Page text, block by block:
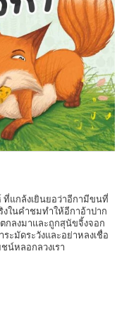
ที่แกล้งเยินยอว่าอีกามีขนที่
งในคำชมทำให้อีกาอ้าปาก
กลงมาและถูกสุนัขจิ้งจอก
ะมัดระวังและอย่าหลงเชื่อ
น์หลอกลวงเรา